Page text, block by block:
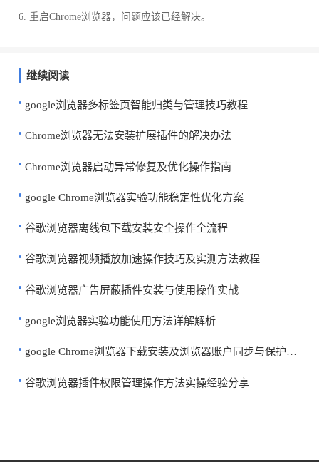
6. 重启Chrome浏览器，问题应该已经解决。
继续阅读
google浏览器多标签页智能归类与管理技巧教程
Chrome浏览器无法安装扩展插件的解决办法
Chrome浏览器启动异常修复及优化操作指南
google Chrome浏览器实验功能稳定性优化方案
谷歌浏览器离线包下载安装安全操作全流程
谷歌浏览器视频播放加速操作技巧及实测方法教程
谷歌浏览器广告屏蔽插件安装与使用操作实战
google浏览器实验功能使用方法详解解析
google Chrome浏览器下载安装及浏览器账户同步与保护方法
谷歌浏览器插件权限管理操作方法实操经验分享